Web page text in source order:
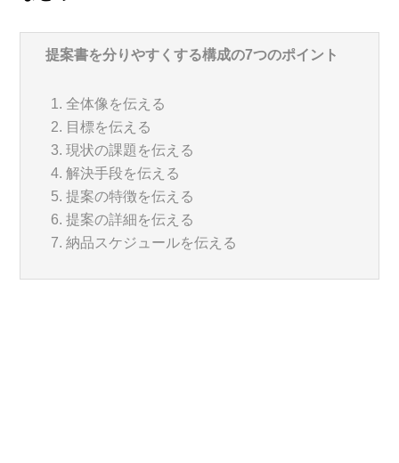
提案書を分りやすくする構成の7つのポイント
全体像を伝える
目標を伝える
現状の課題を伝える
解決手段を伝える
提案の特徴を伝える
提案の詳細を伝える
納品スケジュールを伝える